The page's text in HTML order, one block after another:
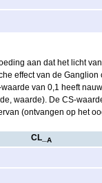
aan dat het licht
effect van de
van 0,1 heeft
waarde). De CS-
(ontvangen op het
CL_ A